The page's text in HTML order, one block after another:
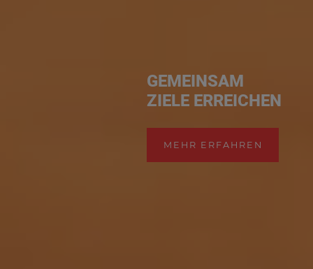
GEMEINSAM
ZIELE ERREICHEN
MEHR ERFAHREN